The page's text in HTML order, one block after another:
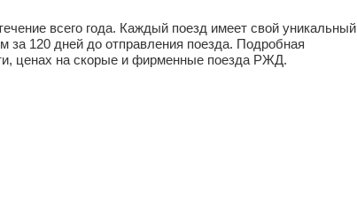
всего года. Каждый поезд имеет свой уникальный
за 120 дней до отправления поезда. Подробная
ценах на скорые и фирменные поезда РЖД.